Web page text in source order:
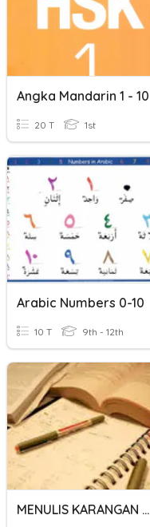
Angka Mandarin 1 - 10
20 T 1st
Arabic Numbers 0-10
10 T 9th - 12th
MENULIS KARANGAN - CIKGU ADA